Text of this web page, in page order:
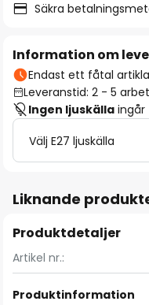
Säkra
Information om
Endast ett fåtal
Leveranstid: 2 - 5
Ingen ljuskälla ingår
Välj E27 ljuskälla
Liknande
Produktdetaljer
Artikel nr.:
Produktinformation